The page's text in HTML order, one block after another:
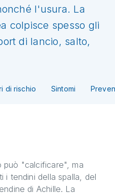
l'usura. La
colpisce spesso gli
di lancio, salto,
di rischio Sintomi
può "calcificare", ma
i tendini della spalla, del
di Achille. La